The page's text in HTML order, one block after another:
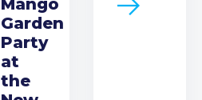
Mango
Garden
Party
at
the